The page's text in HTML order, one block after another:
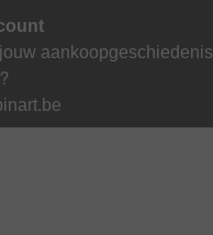
aankoopgeschiedenis